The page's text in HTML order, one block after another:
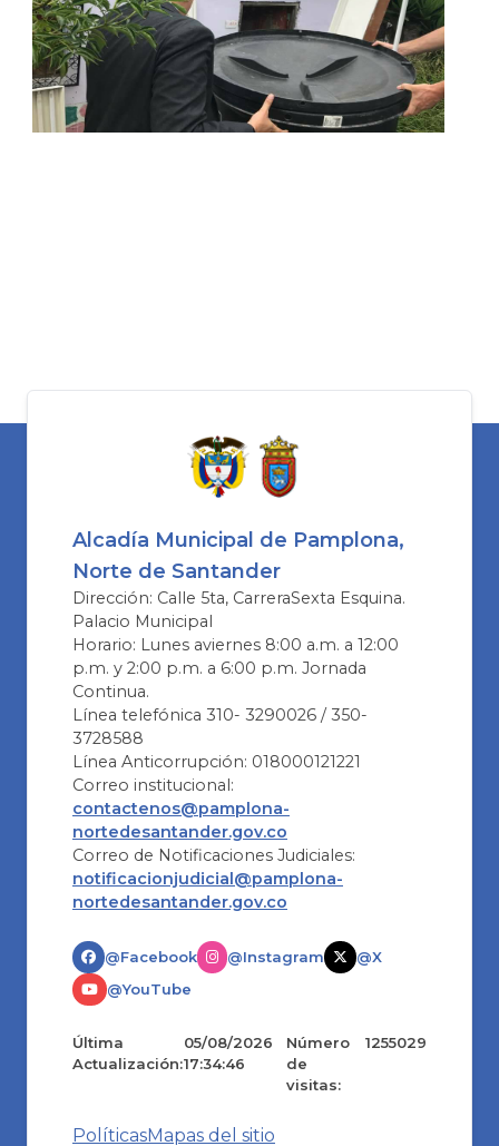
Alcadía Municipal de Pamplona,
Norte de Santander
Dirección: Calle 5ta, CarreraSexta Esquina.
Palacio Municipal
Horario: Lunes aviernes 8:00 a.m. a 12:00
p.m. y 2:00 p.m. a 6:00 p.m. Jornada
Continua.
Línea telefónica 310- 3290026 / 350-
3728588
Línea Anticorrupción: 018000121221
Correo institucional:
contactenos@pamplona-
nortedesantander.gov.co
Correo de Notificaciones Judiciales:
notificacionjudicial@pamplona-
nortedesantander.gov.co
@Facebook @Instagram
@X
@YouTube
Última
Actualización:
05/08/2026
17:34:46
Número
de
visitas:
1255029
PolíticasMapas del sitio